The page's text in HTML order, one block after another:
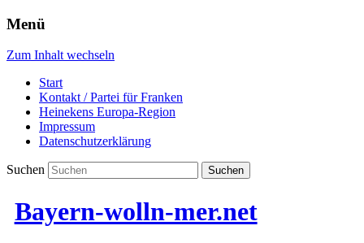
Menü
Zum Inhalt wechseln
Start
Kontakt / Partei für Franken
Heinekens Europa-Region
Impressum
Datenschutzerklärung
Suchen
Bayern-wolln-mer.net